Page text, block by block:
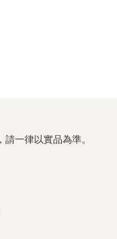
一律以實品為準。